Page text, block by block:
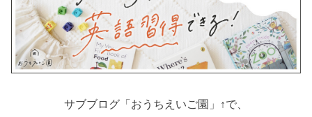
サブブログ「おうちえいご園」↑で、